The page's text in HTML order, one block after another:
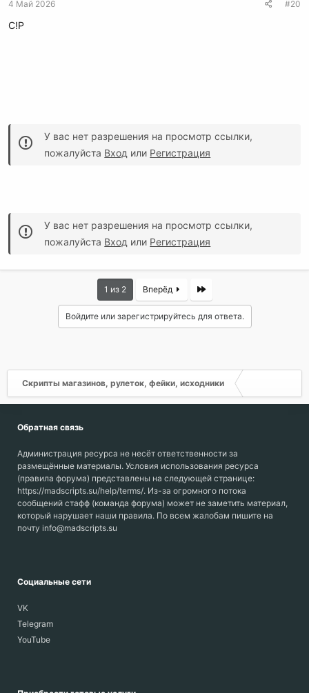
4 Май 2026 #20
C!P
У вас нет разрешения на просмотр ссылки,
пожалуйста Вход или Регистрация
У вас нет разрешения на просмотр ссылки,
пожалуйста Вход или Регистрация
1 из 2 Вперёд Last
Войдите или зарегистрируйтесь для ответа.
Скрипты магазинов, рулеток, фейки, исходники
Обратная связь
Администрация ресурса не несёт ответственности за
размещённые материалы. Условия использования ресурса
(правила форума) представлены на следующей странице:
https://madscripts.su/help/terms/. Из-за огромного потока
сообщений стафф (команда форума) может не заметить материал,
который нарушает наши правила. По всем жалобам пишите на
почту info@madscripts.su
Социальные сети
VK
Telegram
YouTube